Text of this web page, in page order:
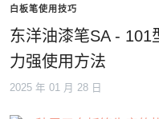
白板笔使用技巧
东洋油漆笔SA - 101
力强使用方法
2025 年 01 月 28 日